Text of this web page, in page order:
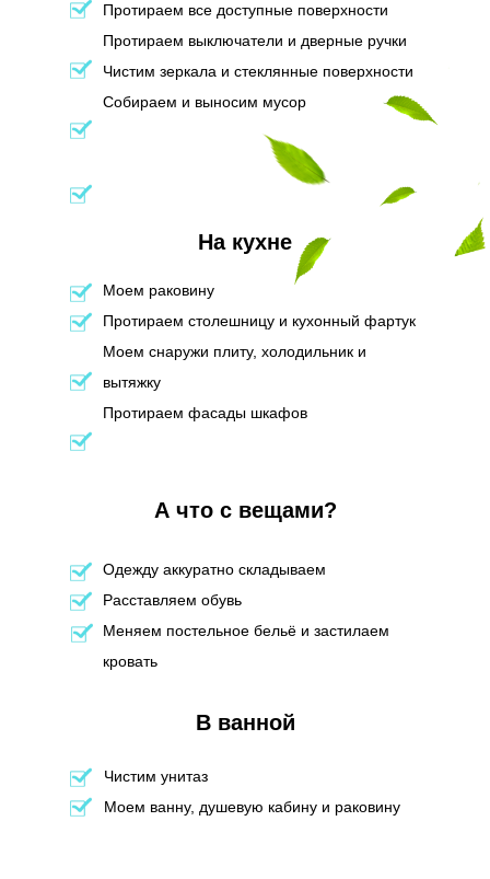
На кухне
В ванной
А что с вещами?
Протираем все доступные поверхности
Протираем выключатели и дверные ручки
Чистим зеркала и стеклянные поверхности
Собираем и выносим мусор
Моем раковину
Протираем столешницу и кухонный фартук
Моем снаружи плиту, холодильник и
вытяжку
Протираем фасады шкафов
Одежду аккуратно складываем
Расставляем обувь
Меняем постельное бельё и застилаем
кровать
Чистим унитаз
Моем ванну, душевую кабину и раковину